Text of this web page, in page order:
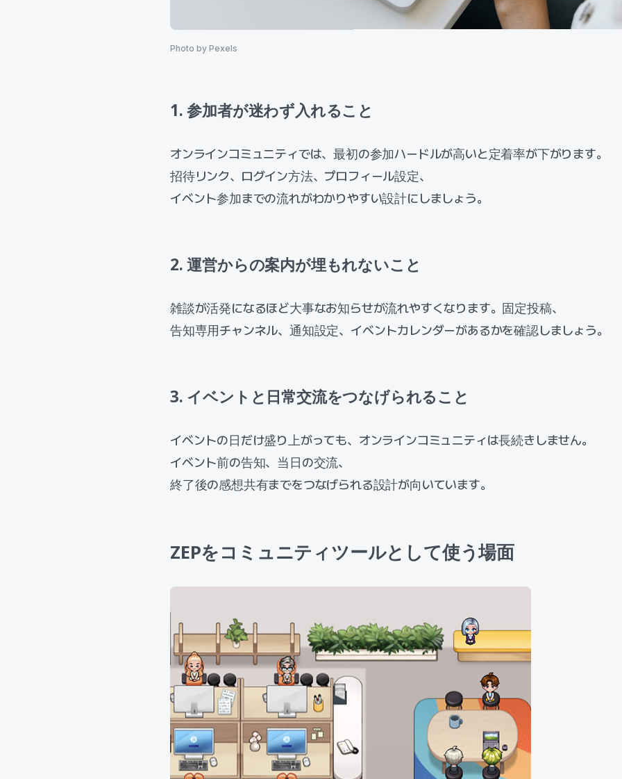
Photo by Pexels
1. 参加者が迷わず入れること
オンラインコミュニティでは、最初の参加ハードルが高いと定着率が下がります。
招待リンク、ログイン方法、プロフィール設定、
イベント参加までの流れがわかりやすい設計にしましょう。
2. 運営からの案内が埋もれないこと
雑談が活発になるほど大事なお知らせが流れやすくなります。固定投稿、
告知専用チャンネル、通知設定、イベントカレンダーがあるかを確認しましょう。
3. イベントと日常交流をつなげられること
イベントの日だけ盛り上がっても、オンラインコミュニティは長続きしません。
イベント前の告知、当日の交流、
終了後の感想共有までをつなげられる設計が向いています。
ZEPをコミュニティツールとして使う場面